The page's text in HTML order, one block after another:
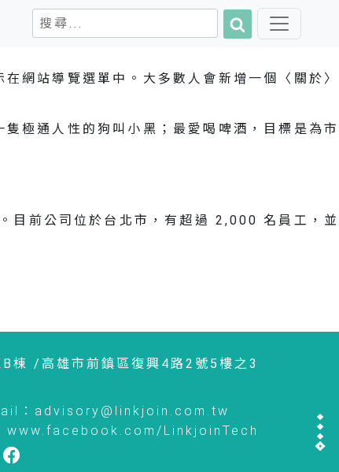
搜
關
網站導覽選單中。大多數人會新增一個〈關於〉
極通人性的狗叫小黑；最愛喝啤酒，目標是為市
前公司位於台北市，有超過 2,000 名員工，並
B棟 / 高雄市前鎮區復興4路2號5樓之3
： advisory@linkjoin.com.tw
www.facebook.com/LinkjoinTech